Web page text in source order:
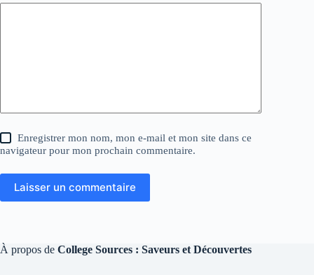
Enregistrer mon nom, mon e-mail et mon site dans ce
navigateur pour mon prochain commentaire.
Laisser un commentaire
À propos de College Sources : Saveurs et Découvertes